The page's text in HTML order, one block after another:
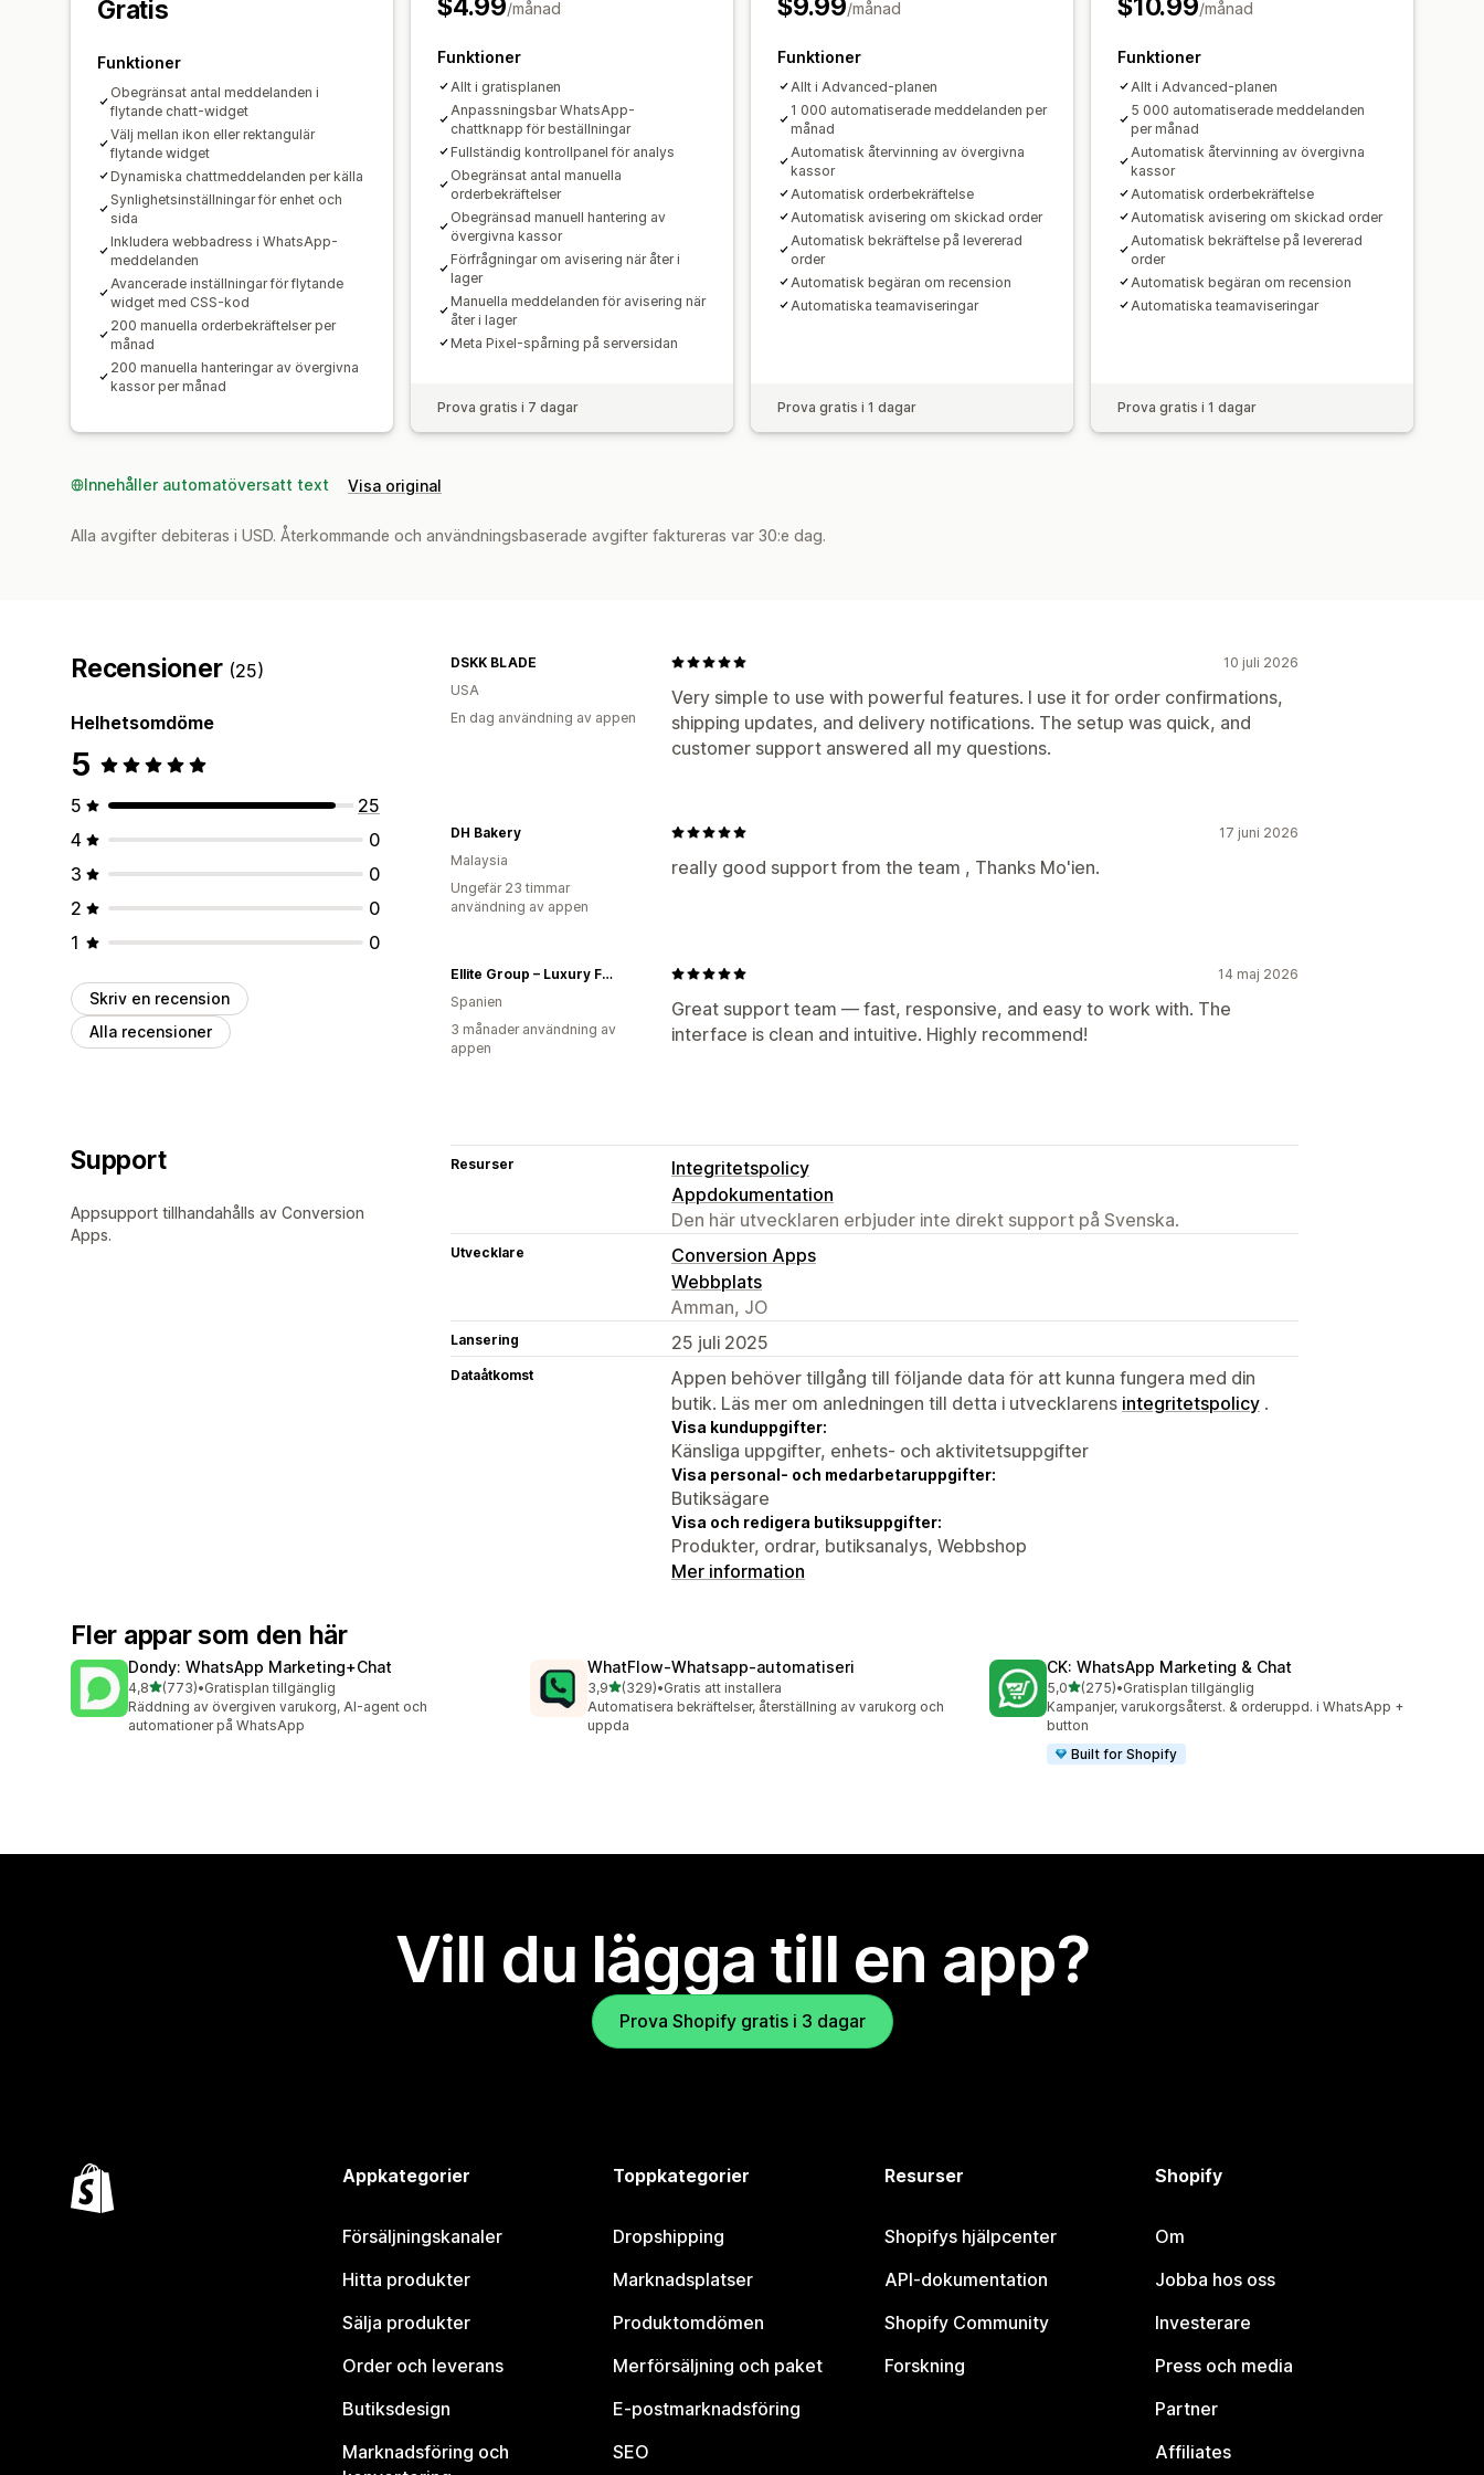
Gratis
Funktioner
Obegränsat antal meddelanden i
flytande chatt-widget
Välj mellan ikon eller rektangulär
flytande widget
Dynamiska chattmeddelanden per källa
Synlighetsinställningar för enhet och
sida
Inkludera webbadress i WhatsApp-
meddelanden
Avancerade inställningar för flytande
widget med CSS-kod
200 manuella orderbekräftelser per
månad
200 manuella hanteringar av övergivna
kassor per månad
$4.99/månad
Funktioner
Allt i gratisplanen
Anpassningsbar WhatsApp-
chattknapp för beställningar
Fullständig kontrollpanel för analys
Obegränsat antal manuella
orderbekräftelser
Obegränsad manuell hantering av
övergivna kassor
Förfrågningar om avisering när åter i
lager
Manuella meddelanden för avisering när
åter i lager
Meta Pixel-spårning på serversidan
Prova gratis i 7 dagar
$9.99/månad
Funktioner
Allt i Advanced-planen
1 000 automatiserade meddelanden per
månad
Automatisk återvinning av övergivna
kassor
Automatisk orderbekräftelse
Automatisk avisering om skickad order
Automatisk bekräftelse på levererad
order
Automatisk begäran om recension
Automatiska teamaviseringar
Prova gratis i 1 dagar
$10.99/månad
Funktioner
Allt i Advanced-planen
5 000 automatiserade meddelanden
per månad
Automatisk återvinning av övergivna
kassor
Automatisk orderbekräftelse
Automatisk avisering om skickad order
Automatisk bekräftelse på levererad
order
Automatisk begäran om recension
Automatiska teamaviseringar
Prova gratis i 1 dagar
Innehåller automatöversatt text Visa original
Alla avgifter debiteras i USD. Återkommande och användningsbaserade avgifter faktureras var 30:e dag.
Recensioner (25)
Helhetsomdöme
5
5
25
4
0
3
0
2
0
1
0
Skriv en recension
Alla recensioner
10 juli 2026
Very simple to use with powerful features. I use it for order confirmations,
shipping updates, and delivery notifications. The setup was quick, and
customer support answered all my questions.
DSKK BLADE
USA
En dag användning av appen
17 juni 2026
really good support from the team , Thanks Mo'ien.
DH Bakery
Malaysia
Ungefär 23 timmar
användning av appen
14 maj 2026
Great support team — fast, responsive, and easy to work with. The
interface is clean and intuitive. Highly recommend!
Ellite Group – Luxury Fashion Store
Spanien
3 månader användning av
appen
Support
Appsupport tillhandahålls av Conversion
Apps.
Resurser
Integritetspolicy
Appdokumentation
Den här utvecklaren erbjuder inte direkt support på Svenska.
Utvecklare
Conversion Apps
Webbplats
Amman, JO
Lansering 25 juli 2025
Dataåtkomst
Appen behöver tillgång till följande data för att kunna fungera med din
butik. Läs mer om anledningen till detta i utvecklarens integritetspolicy .
Visa kunduppgifter:
Känsliga uppgifter, enhets- och aktivitetsuppgifter
Visa personal- och medarbetaruppgifter:
Butiksägare
Visa och redigera butiksuppgifter:
Produkter, ordrar, butiksanalys, Webbshop
Mer information
Fler appar som den här
Dondy: WhatsApp Marketing+Chat
4,8av 5 stjärnor
(773)
773 recensioner totalt
•Gratisplan tillgänglig
Räddning av övergiven varukorg, AI-agent och
automationer på WhatsApp
WhatFlow‑Whatsapp‑automatiseri
3,9av 5 stjärnor
(329)
329 recensioner totalt
•Gratis att installera
Automatisera bekräftelser, återställning av varukorg och
uppda
CK: WhatsApp Marketing & Chat
5,0av 5 stjärnor
(275)
275 recensioner totalt
•Gratisplan tillgänglig
Kampanjer, varukorgsåterst. & orderuppd. i WhatsApp +
button
Built for Shopify
Vill du lägga till en app?
Prova Shopify gratis i 3 dagar
Appkategorier
Försäljningskanaler
Hitta produkter
Sälja produkter
Order och leverans
Butiksdesign
Marknadsföring och
Toppkategorier
Dropshipping
Marknadsplatser
Produktomdömen
Merförsäljning och paket
E-postmarknadsföring
SEO
Resurser
Shopifys hjälpcenter
API-dokumentation
Shopify Community
Forskning
Shopify
Om
Jobba hos oss
Investerare
Press och media
Partner
Affiliates